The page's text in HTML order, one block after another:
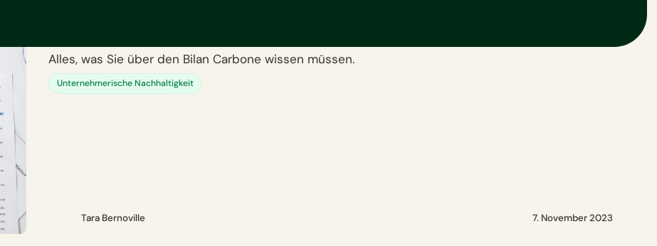
Alles, was Sie über den Bilan Carbone wissen müssen.
Unternehmerische Nachhaltigkeit
Tara Bernoville 7. November 2023